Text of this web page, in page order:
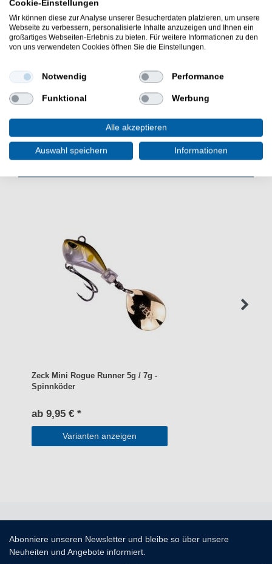
Nut
sehr gut für Jighaken, Dropshot Haken & andere
Kunstköderhaken geeignet
einfache & schnelle Handhabung
Material: Edelstahl
Der Zeck Hook Sharpener Predator Hakenschärfer ist
gut zum Schärfen von Drillingen an Blinker & Wobbler.
Das Angeltool ist sehr gut zum Raubfischangeln.
WEITERE INTERESSANTE ARTIKEL
Zeck Mini Rogue Runner 5g / 7g -
Spinnköder
ab 9,95 € *
Varianten anzeigen
Abonniere unseren Newsletter und bleibe so über unsere
Neuheiten und Angebote informiert.
Cookie-Einstellungen
Wir können diese zur Analyse unserer Besucherdaten platzieren, um unsere
Webseite zu verbessern, personalisierte Inhalte anzuzeigen und Ihnen ein
großartiges Webseiten-Erlebnis zu bieten. Für weitere Informationen zu den
von uns verwendeten Cookies öffnen Sie die Einstellungen.
Notwendig Performance
Funktional Werbung
Alle akzeptieren
Auswahl speichern Informationen